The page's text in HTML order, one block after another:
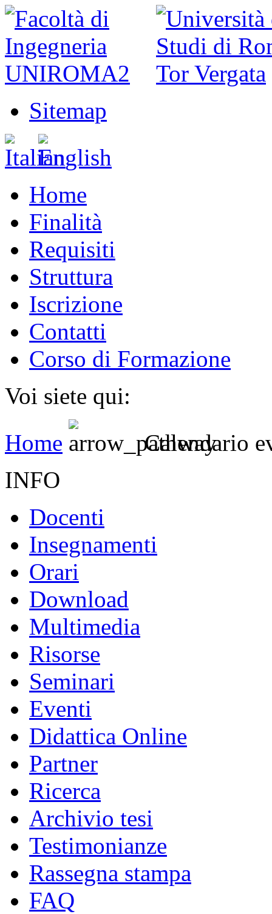
Sitemap
Home
Finalità
Requisiti
Struttura
Iscrizione
Contatti
Corso di Formazione
Voi siete qui:
Home
Calendario
INFO
Docenti
Insegnamenti
Orari
Download
Multimedia
Risorse
Seminari
Eventi
Didattica Online
Partner
Ricerca
Archivio tesi
Testimonianze
Rassegna stampa
FAQ